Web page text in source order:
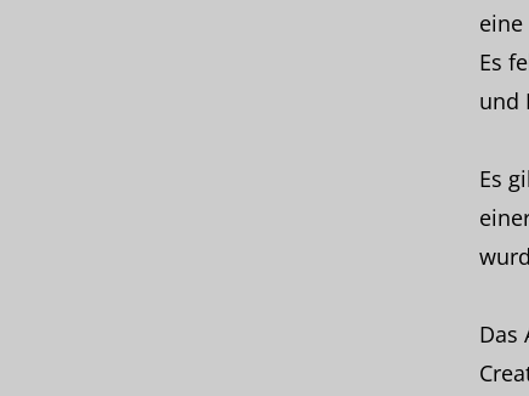
Es
und
Es
Das